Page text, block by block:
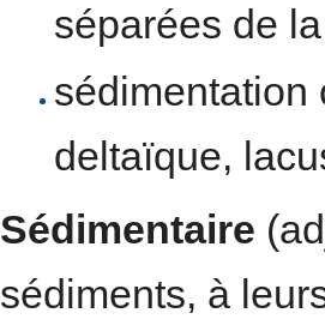
séparées de
sédimentation
deltaïque,
Sédimentaire
sédiments, à